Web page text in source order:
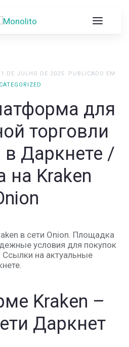
DE JULHO DE 2025. PUBLICADO EM
для
торговли
Даркнете /
на Kraken
в сети Onion. Площадка
условия для покупок
на актуальные
Kraken –
Даркнет